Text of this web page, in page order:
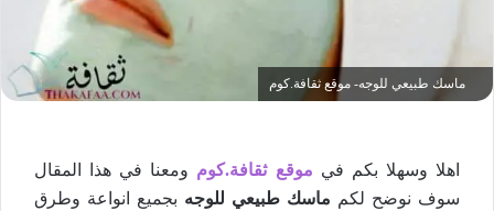
ماسك طبيعي للوجه- موقع ثقافة.كوم
اهلا وسهلا بكم في موقع ثقافة.كوم ومعنا في هذا المقال
سوف نوضح لكم ماسك طبيعي للوجه بجميع انواعة وطرق